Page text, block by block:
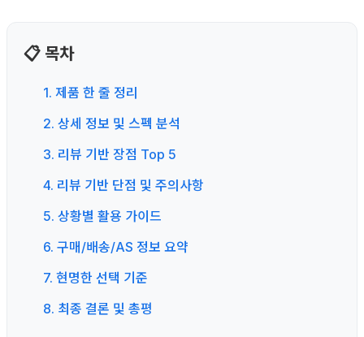
📋 목차
1. 제품 한 줄 정리
2. 상세 정보 및 스펙 분석
3. 리뷰 기반 장점 Top 5
4. 리뷰 기반 단점 및 주의사항
5. 상황별 활용 가이드
6. 구매/배송/AS 정보 요약
7. 현명한 선택 기준
8. 최종 결론 및 총평